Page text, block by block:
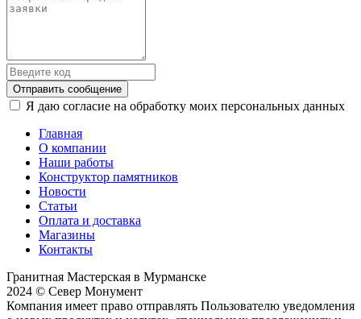
Отправить сообщение
Я даю согласие на обработку моих персональных данных
Главная
О компании
Наши работы
Конструктор памятников
Новости
Статьи
Оплата и доставка
Магазины
Контакты
Гранитная Мастерская в Мурманске
2024 © Север Монумент
Компания имеет право отправлять Пользователю уведомления